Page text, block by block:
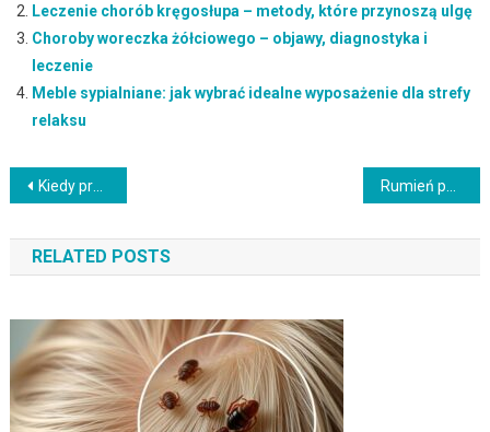
Leczenie chorób kręgosłupa – metody, które przynoszą ulgę
Choroby woreczka żółciowego – objawy, diagnostyka i
leczenie
Meble sypialniane: jak wybrać idealne wyposażenie dla strefy
relaksu
Nawigacja
wpisu
Kiedy przebarwienia skóry wymagają wizyty u dermatologa i jak rozpoznać sygnały ostrzegawcze
RELATED POSTS